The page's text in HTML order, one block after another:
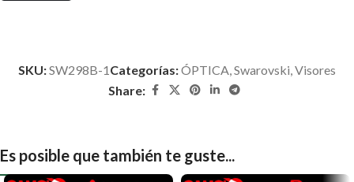
SKU:SW298B-1Categorías:ÓPTICA,Swarovski,Visores
Share:
Es posible que también te guste...